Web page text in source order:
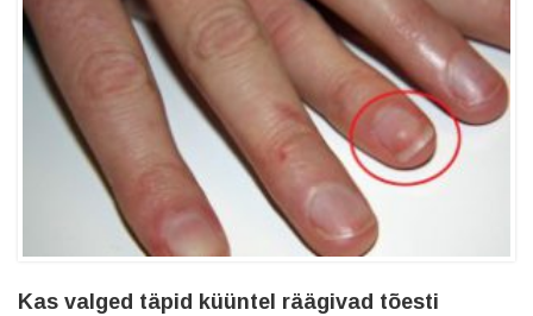
Kas valged täpid küüntel räägivad tõesti